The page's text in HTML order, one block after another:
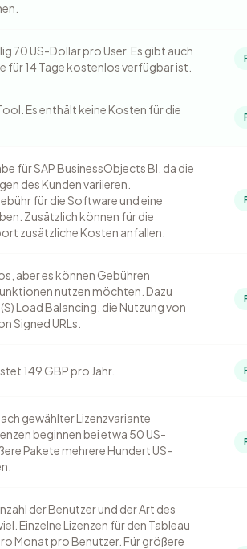
70 US-Dollar pro User. Es gibt auch
für 14 Tage kostenlos verfügbar ist.
Es enthält keine Kosten für die
für SAP BusinessObjects BI, da die
des Kunden variieren.
für die Software und eine
Zusätzlich können für die
zusätzliche Kosten anfallen.
aber es können Gebühren
nutzen möchten. Dazu
Load Balancing, die Nutzung von
Signed URLs.
149 GBP pro Jahr.
gewählter Lizenzvariante
beginnen bei etwa 50 US-
Pakete mehrere Hundert US-
der Benutzer und der Art des
Einzelne Lizenzen für den Tableau
Monat pro Benutzer. Für größere